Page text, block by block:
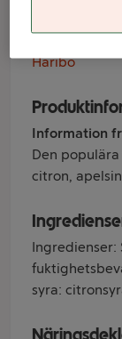
Varumärke
Haribo
Information
Den
citron,
Ingredienser:
syra: